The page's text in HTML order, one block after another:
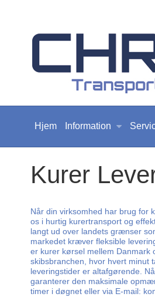
Hjem Information
Kurer
Når din virksomhed har brug for
os i hurtig kurertransport og
langt ud over landets grænser
markedet kræver fleksible
er kurer kørsel mellem Danmark
skibsbranchen, hvor hvert minut
leveringstider er altafgørende.
garanterer den maksimale
timer i døgnet eller via E-mail: